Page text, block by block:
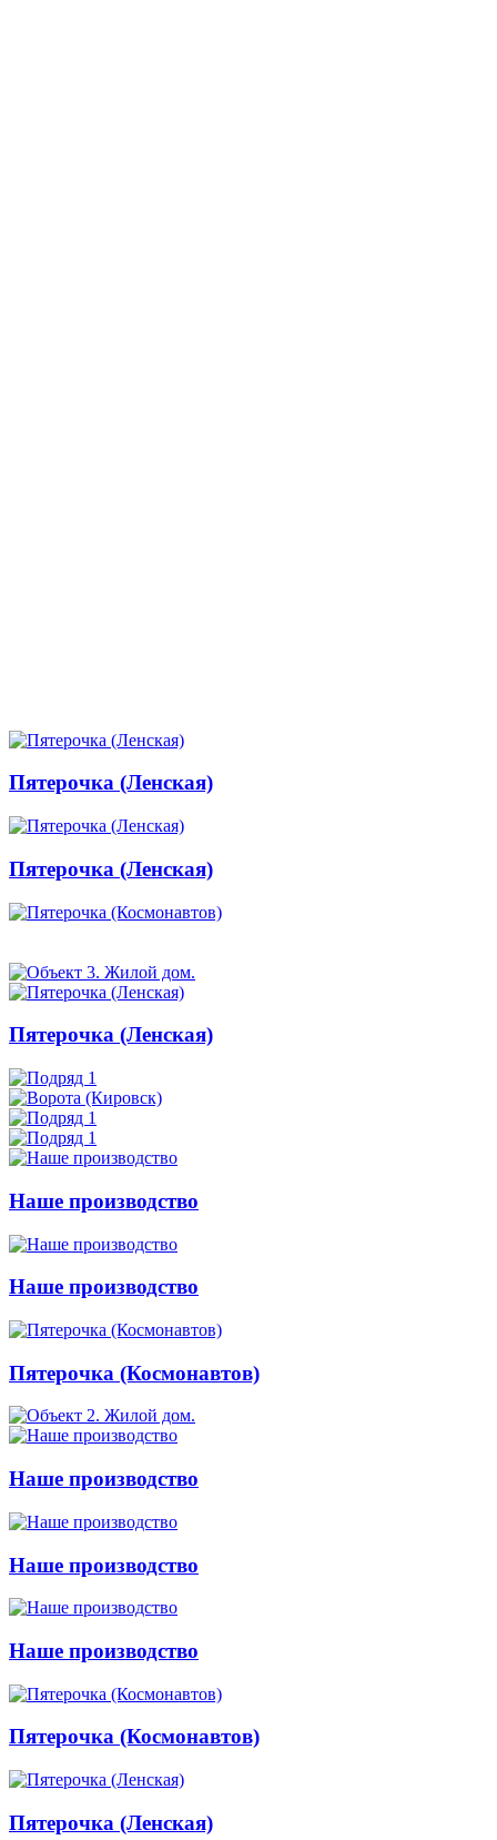
Пятерочка (Ленская)
Пятерочка (Ленская)
Пятерочка (Ленская)
Наше производство
Наше производство
Пятерочка (Космонавтов)
Наше производство
Наше производство
Наше производство
Пятерочка (Космонавтов)
Пятерочка (Ленская)